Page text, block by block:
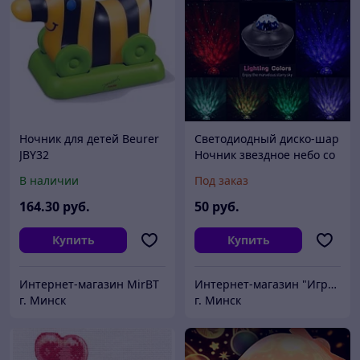
Ночник для детей Beurer
JBY32
В наличии
164.30 руб.
Купить
Интернет-магазин MirBT
г. Минск
Светодиодный диско-шар
Ночник звездное небо со
колонкой
Под заказ
50 руб.
Купить
Интернет-магазин "ИгрушкиТут"
г. Минск